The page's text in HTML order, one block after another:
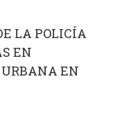
LA POLICÍA
EN
EN